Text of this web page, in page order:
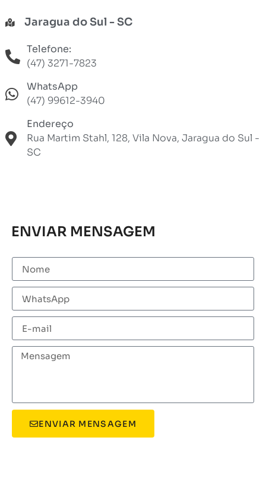
Jaragua do Sul - SC
Telefone:
(47) 3271-7823
WhatsApp
(47) 99612-3940
Endereço
Rua Martim Stahl, 128, Vila Nova, Jaragua do Sul -
SC
ENVIAR MENSAGEM
ENVIAR MENSAGEM